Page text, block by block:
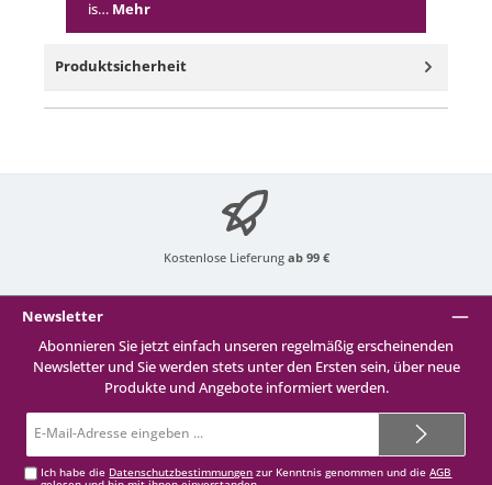
is… Mehr
Produktsicherheit
Kostenlose Lieferung ab 99 €
Newsletter
Abonnieren Sie jetzt einfach unseren regelmäßig erscheinenden
Newsletter und Sie werden stets unter den Ersten sein, über neue
Produkte und Angebote informiert werden.
Mail-
Ich habe die Datenschutzbestimmungen zur Kenntnis genommen und dieAGB